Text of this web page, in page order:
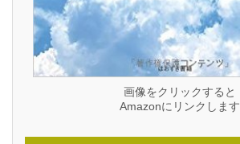
画像をクリックすると
Amazonにリンクします